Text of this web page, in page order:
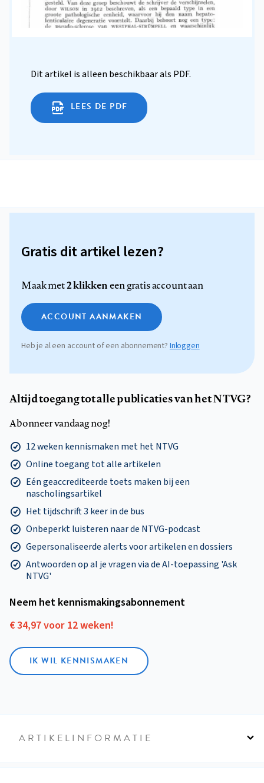
Dit artikel is alleen beschikbaar als PDF.
LEES DE PDF
Gratis dit artikel lezen?
Maak met2 klikkeneen gratis account aan
ACCOUNT AANMAKEN
Heb je al een account of een abonnement? Inloggen
Altijd toegang tot alle publicaties van het NTVG?
Abonneer vandaag nog!
12 weken kennismaken met het NTVG
Online toegang tot alle artikelen
Eén geaccrediteerde toets maken bij een
nascholingsartikel
Het tijdschrift 3 keer in de bus
Onbeperkt luisteren naar de NTVG-podcast
Gepersonaliseerde alerts voor artikelen en dossiers
Antwoorden op al je vragen via de AI-toepassing 'Ask
NTVG'
Neem het kennismakings­abonnement
€ 34,97 voor 12 weken!
IK WIL KENNISMAKEN
ARTIKELINFORMATIE